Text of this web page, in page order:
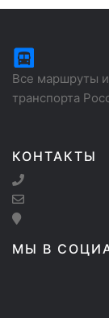
Все маршруты
транспорта
КОНТАКТЫ
МЫ В